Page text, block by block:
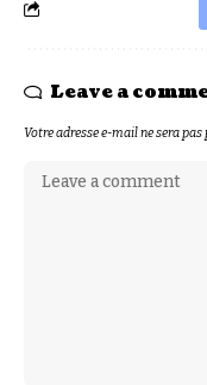
Leave a
Votre adresse e-mail ne sera pas